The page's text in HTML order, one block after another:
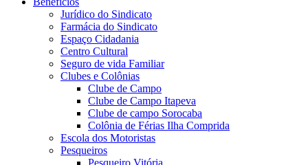
Jurídico do Sindicato
Farmácia do Sindicato
Espaço Cidadania
Centro Cultural
Seguro de vida Familiar
Clubes e Colônias
Clube de Campo
Clube de Campo Itapeva
Clube de campo Sorocaba
Colônia de Férias Ilha Comprida
Escola dos Motoristas
Pesqueiros
Pesqueiro Vitória